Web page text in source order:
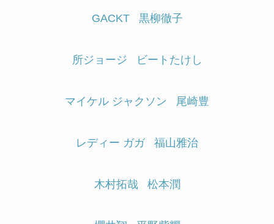
GACKT 黒柳徹子
所ジョージ ビートたけし
マイケル ジャクソン 尾崎豊
レディー ガガ 福山雅治
木村拓哉 松本潤